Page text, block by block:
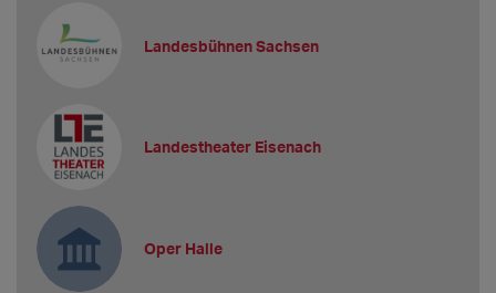
Landesbühnen Sachsen
Landestheater Eisenach
Oper Halle